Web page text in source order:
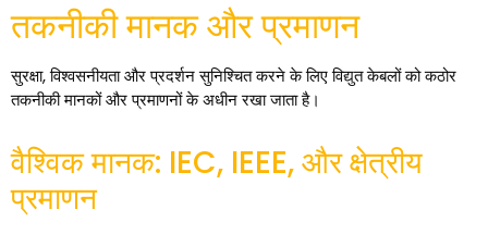
तकनीकी मानक और प्रमाणन
सुरक्षा, विश्वसनीयता और प्रदर्शन सुनिश्चित करने के लिए विद्युत केबलों को कठोर
तकनीकी मानकों और प्रमाणनों के अधीन रखा जाता है।
वैश्विक मानक: IEC, IEEE, और क्षेत्रीय
प्रमाणन